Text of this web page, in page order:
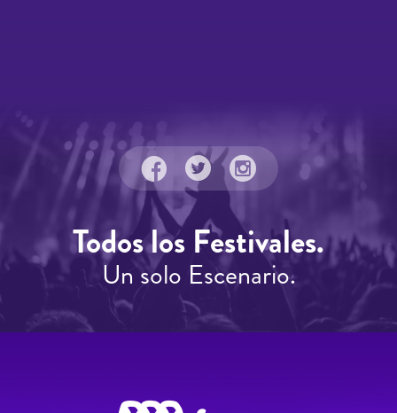
Todos los Festivales.
Un solo Escenario.